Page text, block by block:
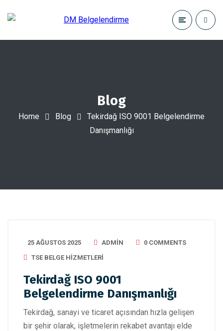
Blog
Home Blog
Tekirdağ ISO 9001 Belgelendirme
Danışmanlığı
25 AĞUSTOS 2025 ADMIN
0 COMMENTS
TSE BELGE HIZMETLERI
Tekirdağ ISO 9001
Belgelendirme Danışmanlığı
Tekirdağ, sanayi ve ticaret açısından hızla gelişen
bir şehir olarak, işletmelerin rekabet avantajı elde